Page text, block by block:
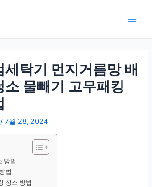
세탁기 먼지거름망 배
소 물빼기 고무패킹
/7월 28, 2024
방법
법
청소 방법